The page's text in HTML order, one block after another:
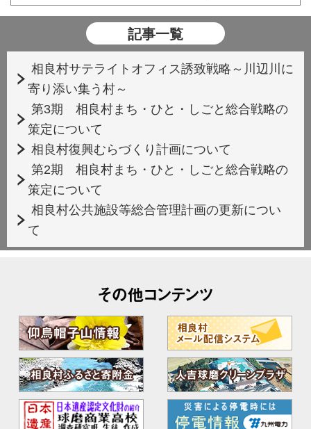
記事一覧
相良村サテライトオフィス誘致戦略～川辺川に
寄り添い集う村～
第3期 相良村まち・ひと・しごと総合戦略の
策定について
相良村復興むらづくり計画について
第2期 相良村まち・ひと・しごと総合戦略の
策定について
相良村公共施設等総合管理計画の更新につい
て